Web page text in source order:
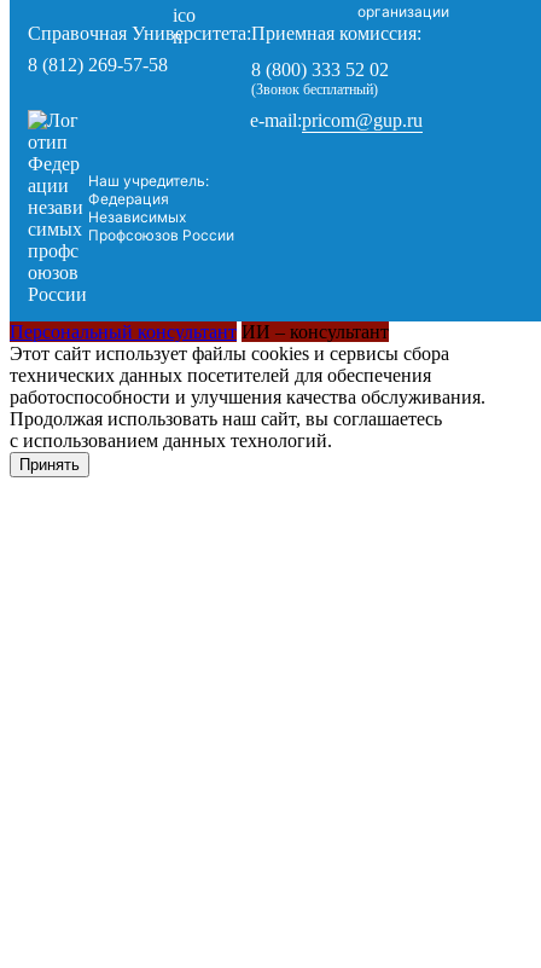
организации
Справочная Университета:
8 (812) 269-57-58
Приемная комиссия:
8 (800) 333 52 02
(Звонок бесплатный)
Наш учредитель:
Федерация
Независимых
Профсоюзов России
e-mail:pricom@gup.ru
Персональный консультант ИИ – консультант
Этот сайт использует файлы cookies и сервисы сбора
технических данных посетителей для обеспечения
работоспособности и улучшения качества обслуживания.
Продолжая использовать наш сайт, вы соглашаетесь
с использованием данных технологий.
Принять